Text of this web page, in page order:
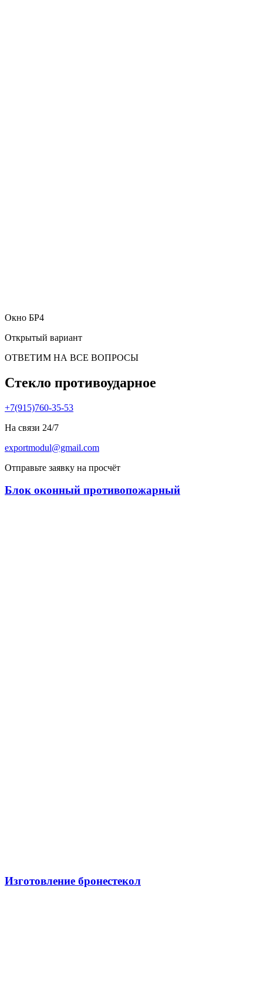
Окно БР4
Открытый вариант
ОТВЕТИМ НА ВСЕ ВОПРОСЫ
Стекло противоударное
+7(915)760-35-53
На связи 24/7
exportmodul@gmail.com
Отправьте заявку на просчёт
Блок оконный противопожарный
Изготовление бронестекол